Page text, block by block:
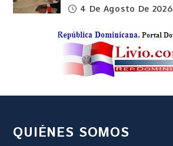
4 De Agosto De 2026
QUIÉNES SOMOS